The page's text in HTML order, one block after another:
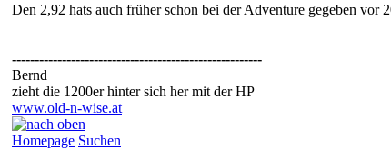
Den 2,92 hats auch früher schon bei der Adventure gegeben vor
-------------------------------------------------------
Bernd
zieht die 1200er hinter sich her mit der HP
www.old-n-wise.at
Homepage Suchen